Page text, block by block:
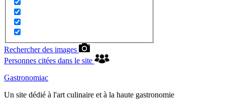
Rechercher des images
Personnes citées dans le site
Gastronomiac
Un site dédié à l'art culinaire et à la haute gastronomie